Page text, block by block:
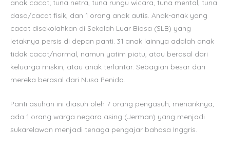
anak cacat; tuna netra, tuna rungu wicara, tuna mental, tuna
dasa/cacat fisik, dan 1 orang anak autis. Anak-anak yang
cacat disekolahkan di Sekolah Luar Biasa (SLB) yang
letaknya persis di depan panti. 31 anak lainnya adalah anak
tidak cacat/normal, namun yatim piatu, atau berasal dari
keluarga miskin, atau anak terlantar. Sebagian besar dari
mereka berasal dari Nusa Penida.
Panti asuhan ini diasuh oleh 7 orang pengasuh, menariknya,
ada 1 orang warga negara asing (Jerman) yang menjadi
sukarelawan menjadi tenaga pengajar bahasa Inggris.